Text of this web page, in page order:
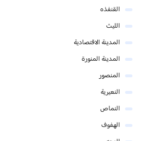
القنفذه
الليث
المدينة الاقتصادية
المدينة المنورة
المنصور
النعيرية
النماص
الهفوف